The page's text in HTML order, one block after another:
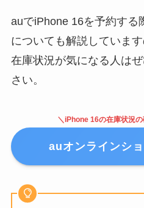
auでiPhone 16を予約する
についても解説していま
在庫状況が気になる人は
さい。
＼iPhone 16の在庫状況
auオンラインシ